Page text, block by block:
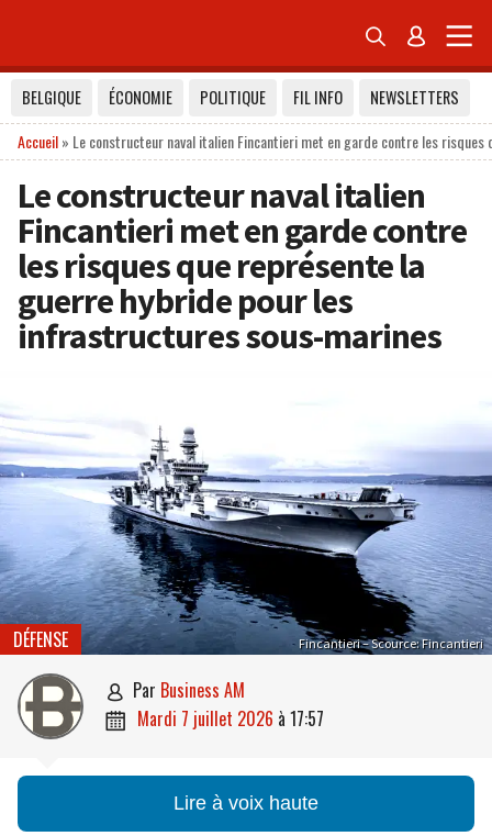
 
BELGIQUE ÉCONOMIE POLITIQUE FIL INFO
NEWSLETTERS
Accueil» Le constructeur naval italien Fincantieri met en garde contre les
Le constructeur naval italien
Fincantieri met en garde contre
les risques que représente la
guerre hybride pour les
infrastructures sous-marines
Fincantieri – Scource: Fincantieri
DÉFENSE
 par Business AM
 mardi 7 juillet 2026 à 17:57
Lire à voix haute